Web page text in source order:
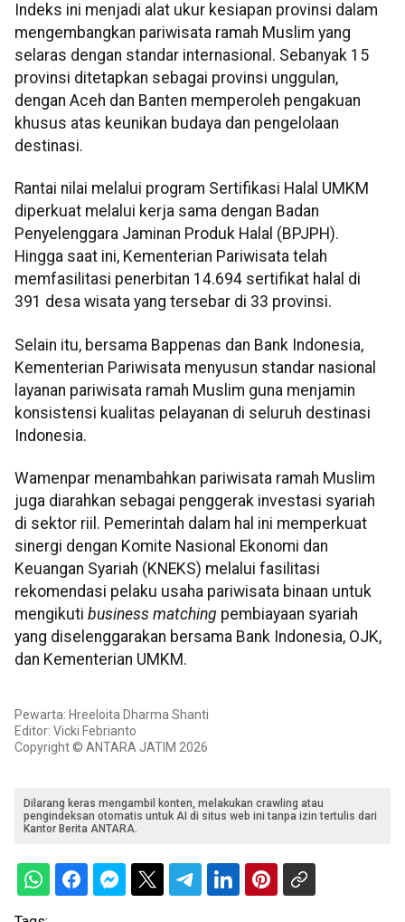
Indeks ini menjadi alat ukur kesiapan provinsi dalam
mengembangkan pariwisata ramah Muslim yang
selaras dengan standar internasional. Sebanyak 15
provinsi ditetapkan sebagai provinsi unggulan,
dengan Aceh dan Banten memperoleh pengakuan
khusus atas keunikan budaya dan pengelolaan
destinasi.
Rantai nilai melalui program Sertifikasi Halal UMKM
diperkuat melalui kerja sama dengan Badan
Penyelenggara Jaminan Produk Halal (BPJPH).
Hingga saat ini, Kementerian Pariwisata telah
memfasilitasi penerbitan 14.694 sertifikat halal di
391 desa wisata yang tersebar di 33 provinsi.
Selain itu, bersama Bappenas dan Bank Indonesia,
Kementerian Pariwisata menyusun standar nasional
layanan pariwisata ramah Muslim guna menjamin
konsistensi kualitas pelayanan di seluruh destinasi
Indonesia.
Wamenpar menambahkan pariwisata ramah Muslim
juga diarahkan sebagai penggerak investasi syariah
di sektor riil. Pemerintah dalam hal ini memperkuat
sinergi dengan Komite Nasional Ekonomi dan
Keuangan Syariah (KNEKS) melalui fasilitasi
rekomendasi pelaku usaha pariwisata binaan untuk
mengikuti business matching pembiayaan syariah
yang diselenggarakan bersama Bank Indonesia, OJK,
dan Kementerian UMKM.
Pewarta: Hreeloita Dharma Shanti
Editor: Vicki Febrianto
Copyright © ANTARA JATIM 2026
Dilarang keras mengambil konten, melakukan crawling atau
pengindeksan otomatis untuk AI di situs web ini tanpa izin tertulis dari
Kantor Berita ANTARA.